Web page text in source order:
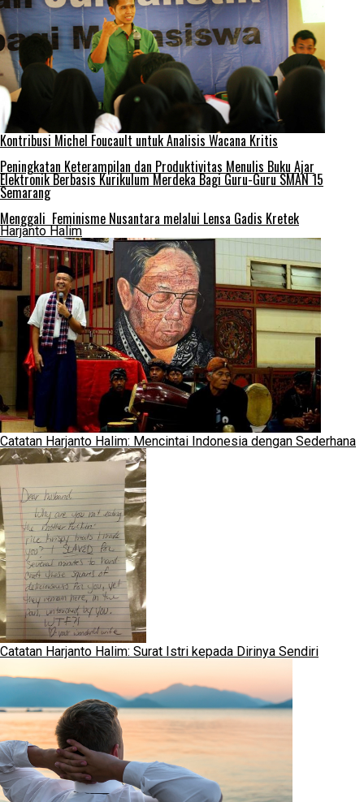
Kontribusi Michel Foucault untuk Analisis Wacana Kritis
Peningkatan Keterampilan dan Produktivitas Menulis Buku Ajar
Elektronik Berbasis Kurikulum Merdeka Bagi Guru-Guru SMAN 15
Semarang
Menggali Feminisme Nusantara melalui Lensa Gadis Kretek
Harjanto Halim
Catatan Harjanto Halim: Mencintai Indonesia dengan Sederhana
Catatan Harjanto Halim: Surat Istri kepada Dirinya Sendiri